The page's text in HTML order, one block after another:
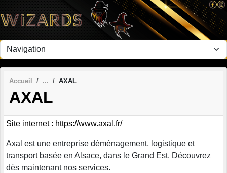
Accueil AXAL
AXAL
Site internet : https://www.axal.fr/
Axal est une entreprise déménagement, logistique et
transport basée en Alsace, dans le Grand Est. Découvrez
dès maintenant nos services.
Panneau de gestion des cookies